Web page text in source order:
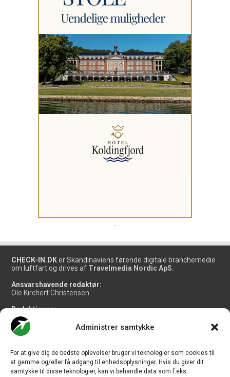
Administrer samtykke
For at give dig de bedste oplevelser bruger vi teknologier som cookies til
at gemme og/eller få adgang til enhedsoplysninger. Hvis du giver dit
samtykke til disse teknologier, kan vi behandle data som f.eks.
CHECK-IN.DK er Skandinaviens førende digitale branchemedie
om luftfart og drives af Travelmedia Nordic ApS.
Ansvarshavende redaktør:
Ole Kirchert Christensen
Redaktionen:
Christian Granhøj Skouboe
Henrik Baumgarten
Danny Longhi Andreasen
Salg og jobannoncer:
salg@travelmedianordic.com